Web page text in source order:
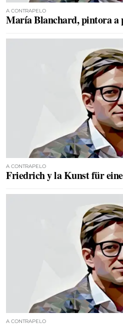
A CONTRAPELO
María Blanchard, pintora a
A CONTRAPELO
Friedrich y la Kunst für
A CONTRAPELO